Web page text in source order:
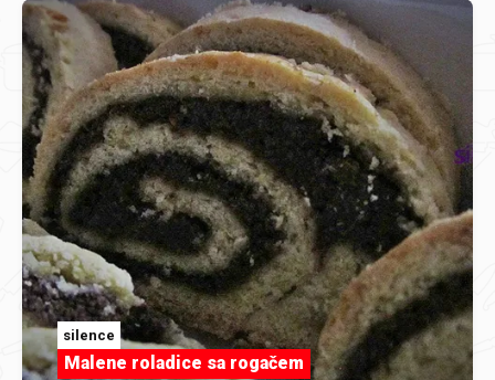
silence
Malene roladice sa rogačem